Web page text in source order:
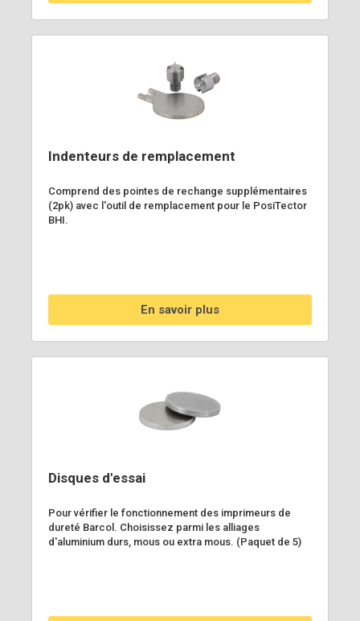
Indenteurs de remplacement
Comprend des pointes de rechange supplémentaires
(2pk) avec l'outil de remplacement pour le PosiTector
BHI.
En savoir plus
Disques d'essai
Pour vérifier le fonctionnement des imprimeurs de
dureté Barcol. Choisissez parmi les alliages
d'aluminium durs, mous ou extra mous. (Paquet de 5)